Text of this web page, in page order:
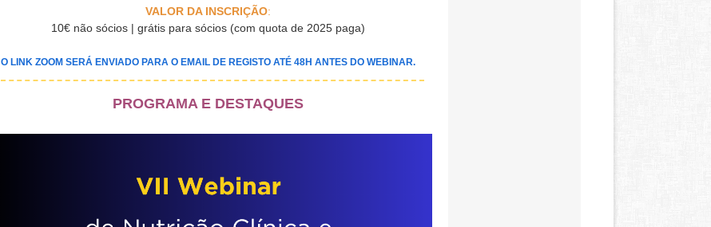
VALOR DA INSCRIÇÃO:
10€ não sócios | grátis para sócios (com quota de 2025 paga)
O LINK ZOOM SERÁ ENVIADO PARA O EMAIL DE REGISTO ATÉ 48H ANTES DO WEBINAR.
PROGRAMA E DESTAQUES